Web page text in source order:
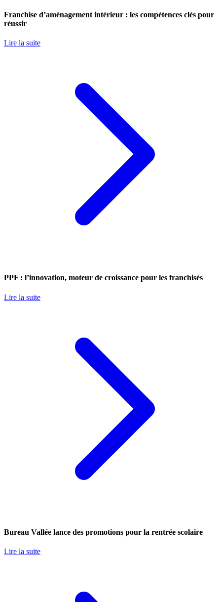
Franchise d’aménagement intérieur : les compétences clés pour
réussir
Lire la suite
PPF : l’innovation, moteur de croissance pour les franchisés
Lire la suite
Bureau Vallée lance des promotions pour la rentrée scolaire
Lire la suite